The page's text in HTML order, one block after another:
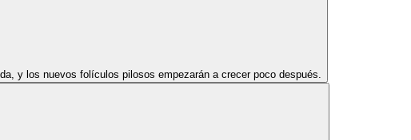
y los nuevos folículos pilosos empezarán a crecer poco después.